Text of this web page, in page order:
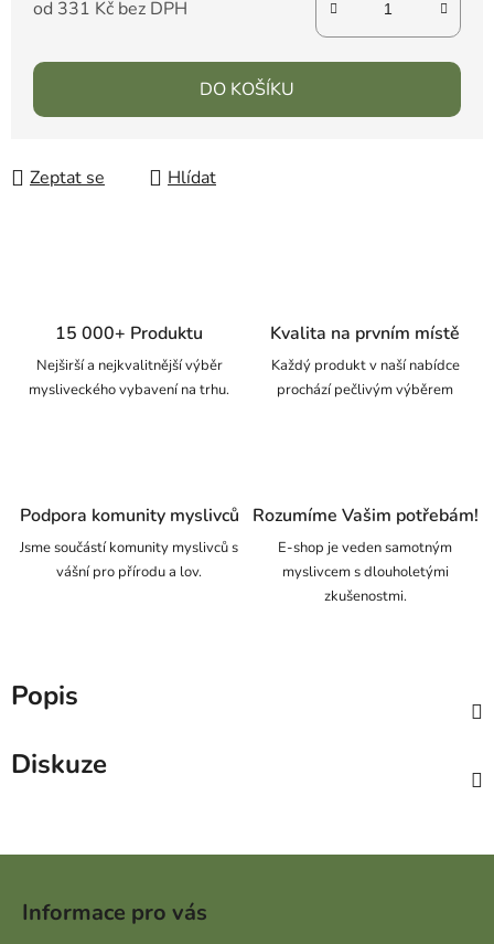
od 331 Kč bez DPH
DO KOŠÍKU
Zeptat se Hlídat
15 000+ Produktu
Nejširší a nejkvalitnější výběr
mysliveckého vybavení na trhu.
Kvalita na prvním místě
Každý produkt v naší nabídce
prochází pečlivým výběrem
Podpora komunity myslivců
Jsme součástí komunity myslivců s
vášní pro přírodu a lov.
Rozumíme Vašim potřebám!
E-shop je veden samotným
myslivcem s dlouholetými
zkušenostmi.
Popis
Diskuze
Informace pro vás